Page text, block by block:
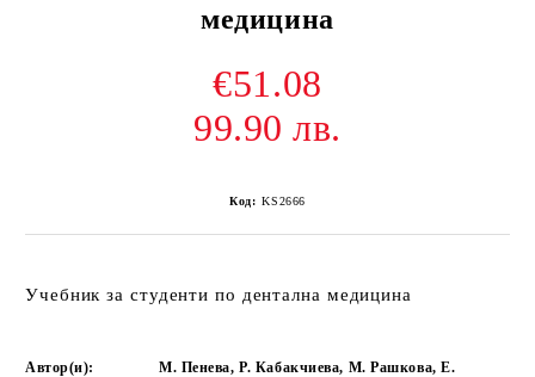
медицина
€51.08
99.90 лв.
Код: KS2666
Учебник за студенти по дентална медицина
Автор(и):
М. Пенева, Р. Кабакчиева, М. Рашкова, Е.